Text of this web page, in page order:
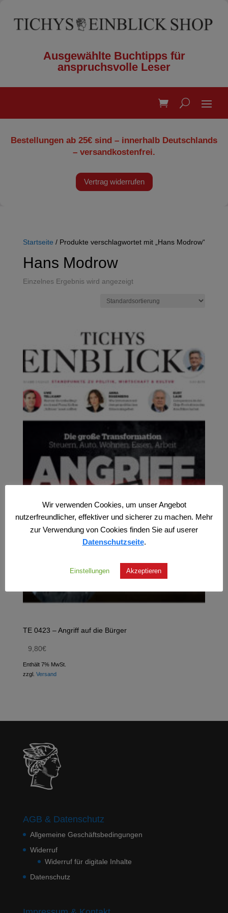
Ausgewählte Buchtipps für
anspruchsvolle Leser
Bestellungen ab 25€ sind – innerhalb Deutschlands
– versandkostenfrei.
Vertrag widerrufen
Startseite / Produkte verschlagwortet mit „Hans Modrow“
Hans Modrow
Einzelnes Ergebnis wird angezeigt
TE 0423 – Angriff auf die Bürger
9,80€
Enthält 7% MwSt.
zzgl. Versand
AGB & Datenschutz
Allgemeine Geschäftsbedingungen
Widerruf
Widerruf für digitale Inhalte
Datenschutz
Wir verwenden Cookies, um unser Angebot
nutzerfreundlicher, effektiver und sicherer zu machen. Mehr
zur Verwendung von Cookies finden Sie auf userer
Datenschutzseite.
Einstellungen Akzeptieren